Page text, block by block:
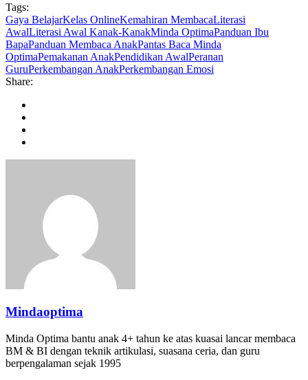
Tags:
Gaya BelajarKelas OnlineKemahiran MembacaLiterasi
AwalLiterasi Awal Kanak-KanakMinda OptimaPanduan Ibu
BapaPanduan Membaca AnakPantas Baca Minda
OptimaPemakanan AnakPendidikan AwalPeranan
GuruPerkembangan AnakPerkembangan Emosi
Share:
Mindaoptima
Minda Optima bantu anak 4+ tahun ke atas kuasai lancar membaca
BM & BI dengan teknik artikulasi, suasana ceria, dan guru
berpengalaman sejak 1995